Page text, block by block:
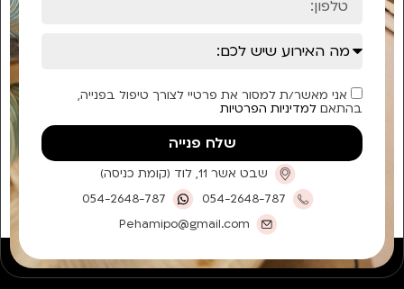
אני מאשר/ת למסור את פרטיי לצורך טיפול בפנייה,
בהתאם למדיניות הפרטיות
שלח פנייה
שבט אשר 11, לוד (קומת כניסה)
054-2648-787
054-2648-787
Pehamipo@gmail.com